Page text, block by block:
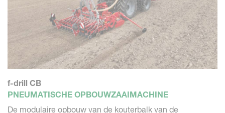
f-drill CB
PNEUMATISCHE OPBOUWZAAIMACHINE
De modulaire opbouw van de kouterbalk van de